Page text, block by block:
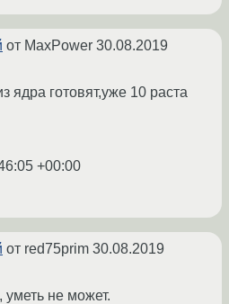
от MaxPower 30.08.2019
ядра готовят,уже 10 раста
+00:00
от red75prim 30.08.2019
уметь не может.